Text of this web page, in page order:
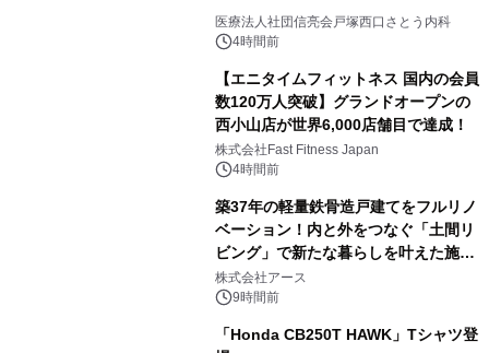
医療法人社団信亮会戸塚西口さとう内科
4時間前
【エニタイムフィットネス 国内の会員
数120万人突破】グランドオープンの
西小山店が世界6,000店舗目で達成！
株式会社Fast Fitness Japan
4時間前
築37年の軽量鉄骨造戸建てをフルリノ
ベーション！内と外をつなぐ「土間リ
ビング」で新たな暮らしを叶えた施工
事例を株式会社アースが公開
株式会社アース
9時間前
「Honda CB250T HAWK」Tシャツ登